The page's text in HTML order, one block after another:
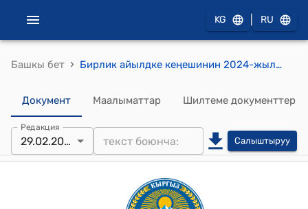
KG RU
Башкы бет › Бирлик айылдке кеңешинин 2024-жылдын 29-февралындагы №117 "Бирлик айыл аймагынын айыл өкмөтүнүн алдында Биримдик” муниципалдык ишканасын түзүүгө макулдук берүү жөнүндө" токтому
Документ Маалыматтар Шилтеме документтер
Редакция
29.02.2024 Салыштыруу